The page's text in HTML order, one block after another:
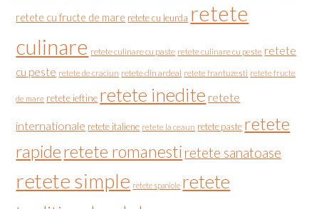
retete cu fructe de mare retete cu leurda retete
culinare retete culinare cu paste retete culinare cu peste retete
cu peste retete de craciun retete din ardeal retete frantuzesti retete fructe
de mare retete ieftine retete inedite retete
internationale retete italiene retete la ceaun retete paste retete
rapideretete romanesti retete sanatoase
retete simple retete spaniole retete